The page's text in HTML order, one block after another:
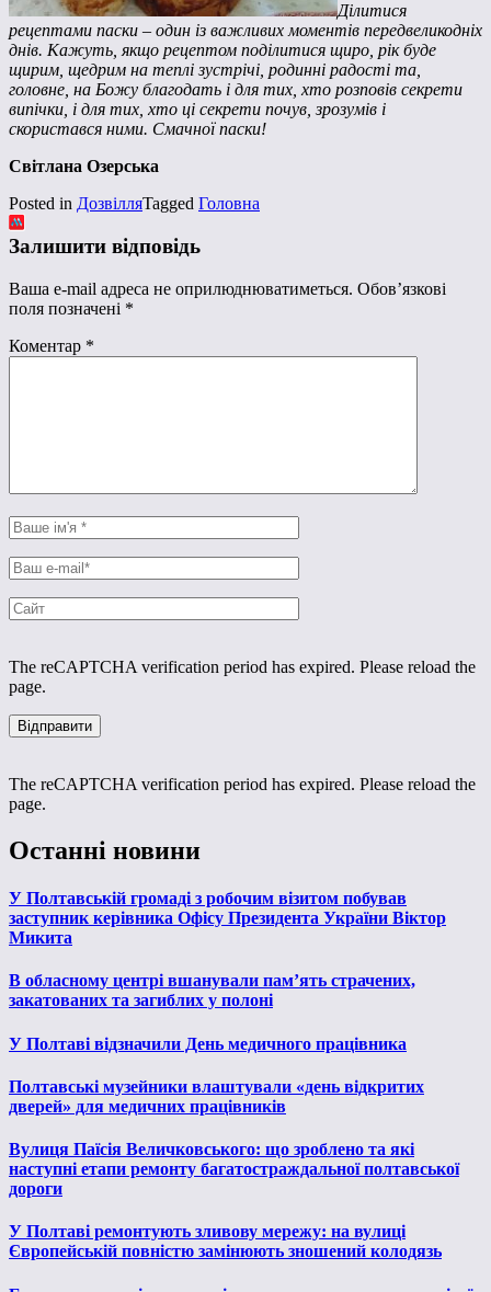
Ділитися
рецептами паски – один із важливих моментів передвеликодніх
днів. Кажуть, якщо рецептом поділитися щиро, рік буде
щирим, щедрим на теплі зустрічі, родинні радості та,
головне, на Божу благодать і для тих, хто розповів секрети
випічки, і для тих, хто ці секрети почув, зрозумів і
скористався ними. Смачної паски!
Світлана Озерська
Posted in ДозвілляTagged Головна
Залишити відповідь
Ваша e-mail адреса не оприлюднюватиметься. Обов’язкові
поля позначені *
Коментар *
The reCAPTCHA verification period has expired. Please reload the
page.
The reCAPTCHA verification period has expired. Please reload the
page.
Останні новини
У Полтавській громаді з робочим візитом побував
заступник керівника Офісу Президента України Віктор
Микита
В обласному центрі вшанували пам’ять страчених,
закатованих та загиблих у полоні
У Полтаві відзначили День медичного працівника
Полтавські музейники влаштували «день відкритих
дверей» для медичних працівників
Вулиця Паїсія Величковського: що зроблено та які
наступні етапи ремонту багатостраждальної полтавської
дороги
У Полтаві ремонтують зливову мережу: на вулиці
Європейській повністю замінюють зношений колодязь